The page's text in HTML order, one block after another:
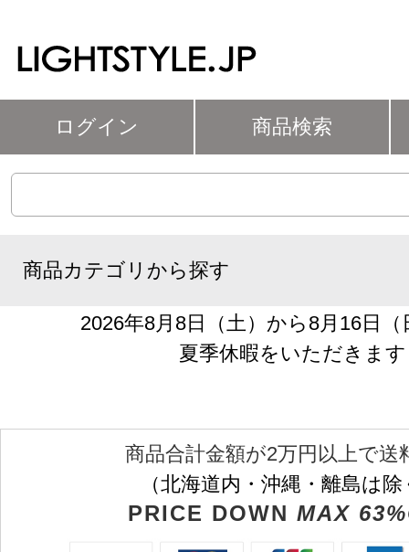
ログイン 商品検索
商品カテゴリから探す
2026年8月8日（土）から8月16日
夏季休暇をいただきます
商品合計金額が2万円以上で送
（北海道内・沖縄・離島は
PRICE DOWN MAX